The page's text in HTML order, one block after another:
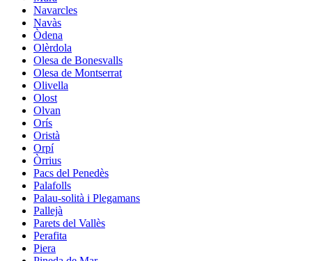
Navarcles
Navàs
Òdena
Olèrdola
Olesa de Bonesvalls
Olesa de Montserrat
Olivella
Olost
Olvan
Orís
Oristà
Orpí
Òrrius
Pacs del Penedès
Palafolls
Palau-solità i Plegamans
Pallejà
Parets del Vallès
Perafita
Piera